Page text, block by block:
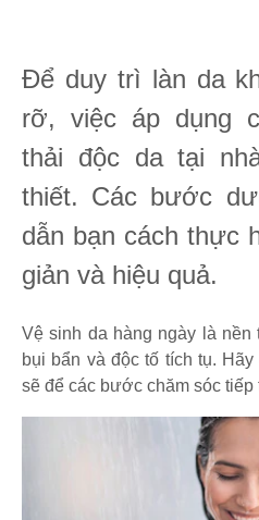
Để duy trì làn da
rỡ, việc áp dụng
thải độc da tại
thiết. Các bước
dẫn bạn cách thực
giản và hiệu quả.
Vệ sinh da hàng ngày là nền
bụi bẩn và độc tố tích tụ.
sẽ để các bước chăm sóc